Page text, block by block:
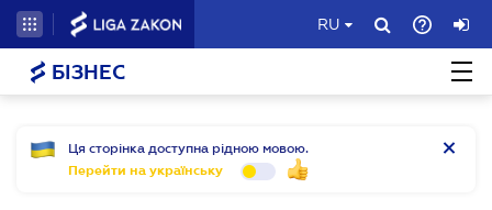
RU
БІЗНЕС
Ця сторінка доступна рідною мовою.
Перейти на українську